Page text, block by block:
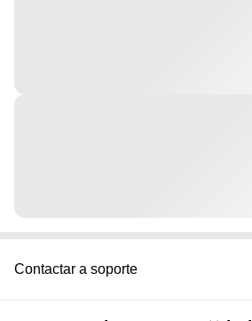
Contactar a soporte